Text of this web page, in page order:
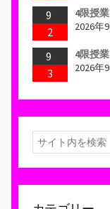
9
2
4限授業
2026年
9
3
4限授業
2026年
検
索